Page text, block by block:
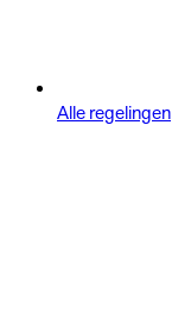
Alle regelingen